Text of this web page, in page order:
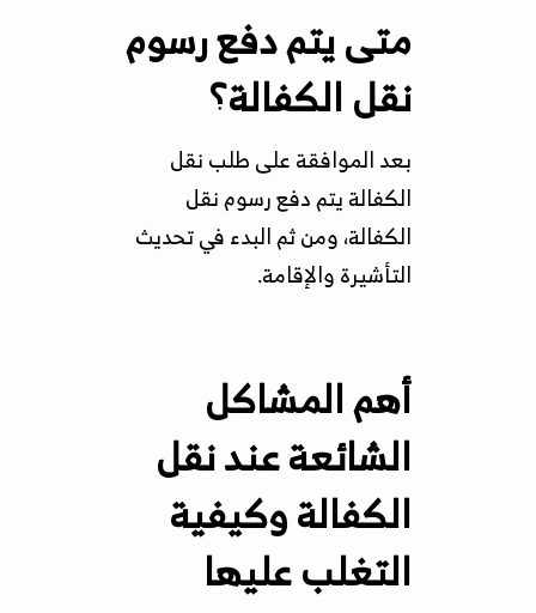
متى يتم دفع رسوم
نقل الكفالة؟
بعد الموافقة على طلب نقل
الكفالة يتم دفع رسوم نقل
الكفالة، ومن ثم البدء في تحديث
التأشيرة والإقامة.
أهم المشاكل
الشائعة عند نقل
الكفالة وكيفية
التغلب عليها